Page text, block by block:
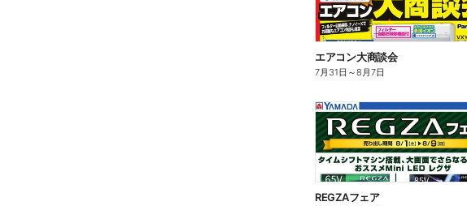
エアコン大商談会
7月31日 ～8月7日
REGZAフェア